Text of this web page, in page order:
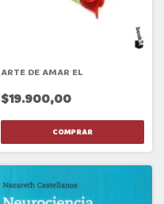
ARTE DE AMAR EL
$19.900,00